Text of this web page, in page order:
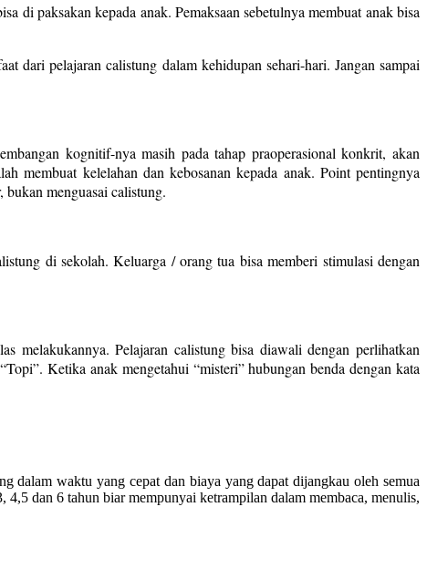
di paksakan kepada anak. Pemaksaan sebetulnya membuat anak bisa
dari pelajaran calistung dalam kehidupan sehari-hari. Jangan sampai
kognitif-nya masih pada tahap praoperasional konkrit, akan
membuat kelelahan dan kebosanan kepada anak. Point pentingnya
bukan menguasai calistung.
di sekolah. Keluarga / orang tua bisa memberi stimulasi dengan
melakukannya. Pelajaran calistung bisa diawali dengan perlihatkan
Ketika anak mengetahui “misteri” hubungan benda dengan kata
dalam waktu yang cepat dan biaya yang dapat dijangkau oleh semua
dan 6 tahun biar mempunyai ketrampilan dalam membaca, menulis,